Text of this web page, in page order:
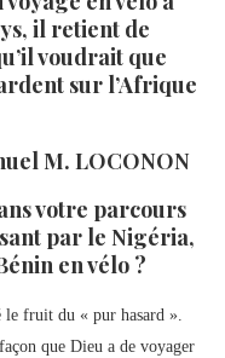
il retient de
voudrait que
sur l’Afrique
M. LOCONON
votre parcours
par le Nigéria,
en vélo ?
le fruit du « pur hasard ».
que Dieu a de voyager